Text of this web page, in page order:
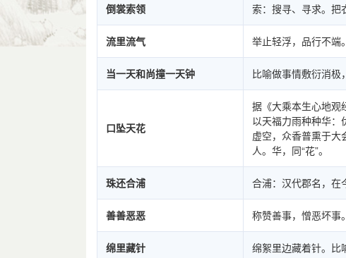
倒裳索领 索：搜寻、寻求。把
流里流气 举止轻浮，品行不端。
当一天和尚撞一天钟 比喻做事情敷衍消极
口坠天花
据《大乘本生心地观
以天福力雨种种华
虚空，众香普熏于大
人。华，同“花”。
珠还合浦 合浦：汉代郡名，在
善善恶恶 称赞善事，憎恶坏事
绵里藏针 绵絮里边藏着针。比